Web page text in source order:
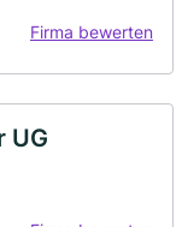
Firma bewerten
UG